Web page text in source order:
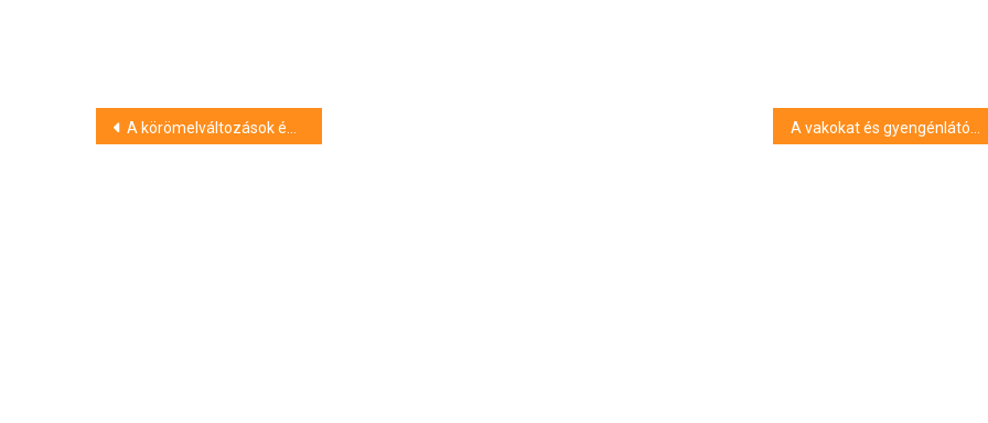
Bejegyzés
A körömelváltozások és a vitaminhiány közötti összefüggések vizsgálatára indul kutatás Pécsen